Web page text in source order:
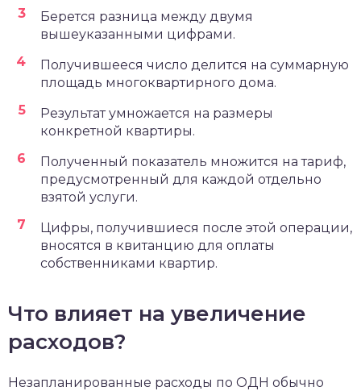
Берется разница между двумя
вышеуказанными цифрами.
Получившееся число делится на суммарную
площадь многоквартирного дома.
Результат умножается на размеры
конкретной квартиры.
Полученный показатель множится на тариф,
предусмотренный для каждой отдельно
взятой услуги.
Цифры, получившиеся после этой операции,
вносятся в квитанцию для оплаты
собственниками квартир.
Что влияет на увеличение
расходов?
Незапланированные расходы по ОДН обычно